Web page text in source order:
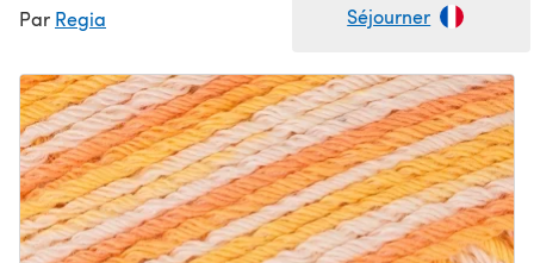
Séjourner
Par Regia